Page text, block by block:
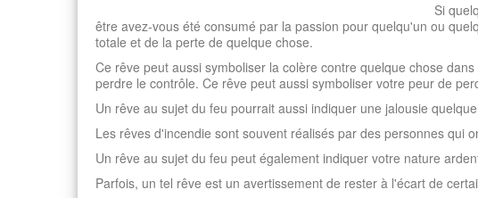
Si
être avez-vous été consumé par la passion pour quelqu'un ou
totale et de la perte de quelque chose.
Ce rêve peut aussi symboliser la colère contre quelque chose
perdre le contrôle. Ce rêve peut aussi symboliser votre peur de
Un rêve au sujet du feu pourrait aussi indiquer une jalousie
Les rêves d'incendie sont souvent réalisés par des personnes qui
Un rêve au sujet du feu peut également indiquer votre nature
Parfois, un tel rêve est un avertissement de rester à l'écart de